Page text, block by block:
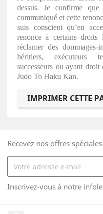
dessus. Je confirme
communiqué et cette
suis conscient qu’en
renonce à certains
réclamer des
héritiers, exécuteurs
successeurs ou ayant
Judo To Haku Kan.
Recevez nos offres spéciales
Inscrivez-vous à notre